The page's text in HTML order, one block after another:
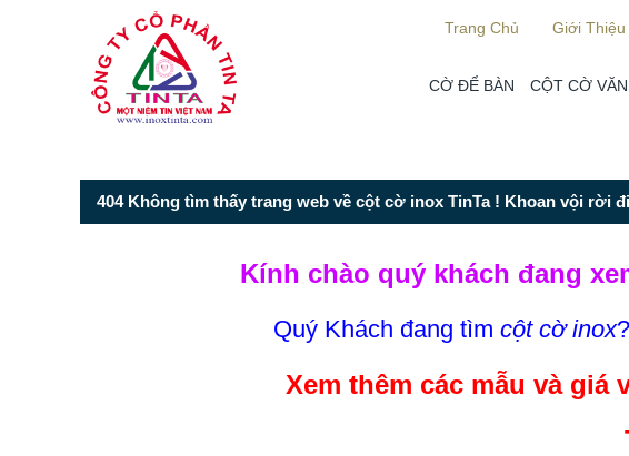
Trang Chủ Giới Thiệu
CỜ ĐỂ BÀN CỘT CỜ
Từ mục này trở xuống là mã nguồn Zalo
404 Không tìm thấy trang web về cột cờ inox TinTa ! Khoan vội rời
Kính chào quý khách đang
Quý Khách đang tìm cột cờ inox
Xem thêm các mẫu và giá